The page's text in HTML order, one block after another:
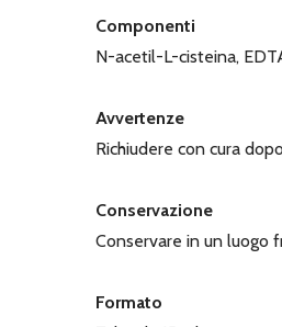
Componenti
N-acetil-L-cisteina,
Avvertenze
Richiudere con cura
Conservazione
Conservare in un luogo
Formato